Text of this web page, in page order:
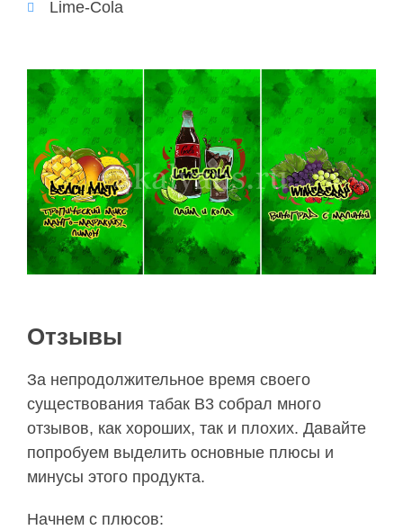
Lime-Cola
Отзывы
За непродолжительное время своего
существования табак B3 собрал много
отзывов, как хороших, так и плохих. Давайте
попробуем выделить основные плюсы и
минусы этого продукта.
Начнем с плюсов: